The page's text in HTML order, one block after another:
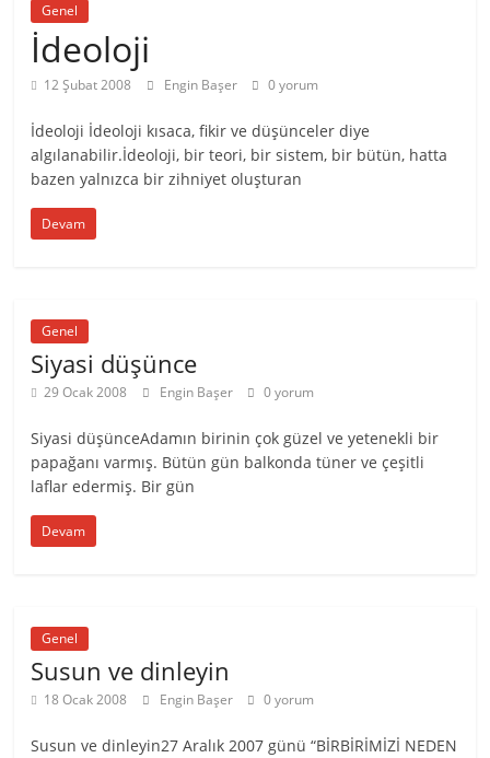
kulağı,
dili…
Genel
İdeoloji
12 Şubat 2008 Engin Başer 0 yorum
İdeoloji İdeoloji kısaca, fikir ve düşünceler diye
algılanabilir.İdeoloji, bir teori, bir sistem, bir bütün, hatta
bazen yalnızca bir zihniyet oluşturan
Devam
Genel
Siyasi düşünce
29 Ocak 2008 Engin Başer 0 yorum
Siyasi düşünceAdamın birinin çok güzel ve yetenekli bir
papağanı varmış. Bütün gün balkonda tüner ve çeşitli
laflar edermiş. Bir gün
Devam
Genel
Susun ve dinleyin
18 Ocak 2008 Engin Başer 0 yorum
Susun ve dinleyin27 Aralık 2007 günü “BİRBİRİMİZİ NEDEN